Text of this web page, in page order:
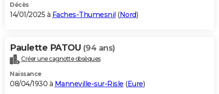
Décès
14/01/2025 à Faches-Thumesnil (Nord)
Paulette PATOU (94 ans)
Créer une cagnotte obsèques
Naissance
08/04/1930 à Manneville-sur-Risle (Eure)